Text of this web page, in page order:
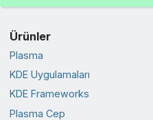
Ürünler
Plasma
KDE Uygulamaları
KDE Frameworks
Plasma Cep